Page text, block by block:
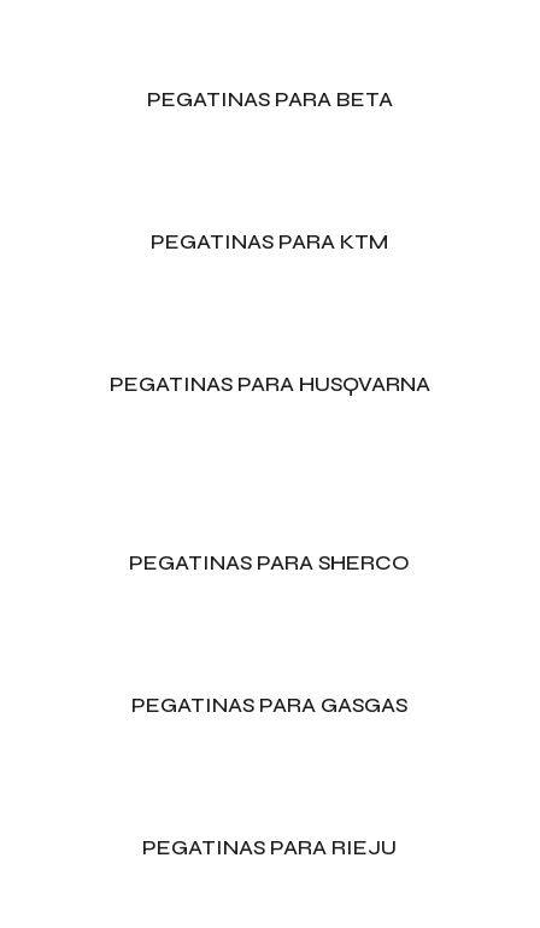
PEGATINAS PARA BETA
PEGATINAS PARA KTM
PEGATINAS PARA HUSQVARNA
PEGATINAS PARA SHERCO
PEGATINAS PARA GASGAS
PEGATINAS PARA RIEJU